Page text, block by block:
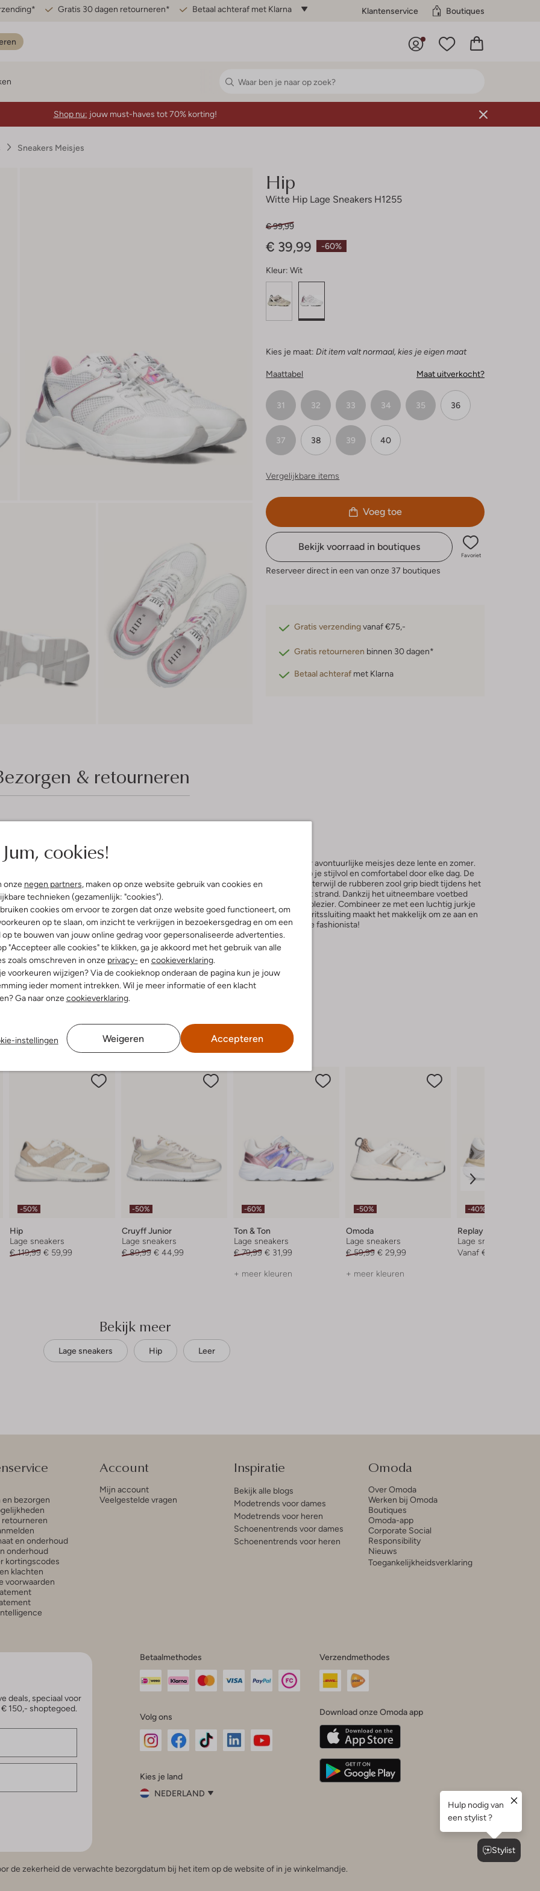
Gratis 30 dagen retourneren* Betaal achteraf met Klarna Klantenservice Boutiques
Jum, cookies!
onze negen partners, maken op onze website gebruik van cookies en
technieken (gezamenlijk: "cookies").
cookies om ervoor te zorgen dat onze website goed functioneert, om
op te slaan, om inzicht te verkrijgen in bezoekersgedrag en om een
op te bouwen van jouw online gedrag voor gepersonaliseerde advertenties.
"Accepteer alle cookies" te klikken, ga je akkoord met het gebruik van alle
zoals omschreven in onze privacy- en cookieverklaring.
voorkeuren wijzigen? Via de cookieknop onderaan de pagina kun je jouw
ieder moment intrekken. Wil je meer informatie of een klacht
Ga naar onzecookieverklaring.
instellingen Weigeren Accepteren
Shop nu: jouw must-haves tot 70% korting!
Sneakers Meisjes
Hip
Witte Hip Lage Sneakers H1255
-60%
€ 99,99
€ 39,99
Kleur: Wit
Kies je maat: Dit item valt normaal, kies je eigen maat
Maattabel Maat uitverkocht?
31 32 33 34 35 36
37 38 39 40
Vergelijkbare items
Voeg toe
Bekijk voorraad in boutiques
Favoriet
Reserveer direct in een van onze 37 boutiques
Gratis verzendingvanaf €75,-
Gratis retourneren binnen 30 dagen*
Betaal achteraf met Klarna
& retourneren
& Pasvorm
Leer
Rubber
Rits
Zool
Ronde Neus
voetbed:Ja
Ontdek de HIP H1255 sneakers, perfect voor avontuurlijke meisjes deze lente en zomer.
Met een ronde neus en een chunky zool stap je stijlvol en comfortabel door elke dag. De
leren binnenkant zorgt voor een luxe gevoel, terwijl de rubberen zool grip biedt tijdens het
spelen in het park of een wandeling langs het strand. Dankzij het uitneembare voetbed
blijven de sneakers fris, zelfs na een dag vol plezier. Combineer ze met een luchtig jurkje
of een stoere short voor een trendy look. De ritssluiting maakt het makkelijk om ze aan en
uit te trekken. Een must-have voor elke jonge fashionista!
-50%
Hip
Lage sneakers
€ 119,99 € 59,99
-50%
Cruyff Junior
Lage sneakers
€ 89,99 € 44,99
-60%
Ton & Ton
Lage sneakers
€ 79,99 € 31,99
+ meer kleuren
-50%
Omoda
Lage sneakers
€ 59,99 € 29,99
+ meer kleuren
-40%
Replay
Lage sneakers
Vanaf € 38,99
Bekijk meer
Lage sneakers Hip Leer
en bezorgen
retourneren
en onderhoud
onderhoud
kortingscodes
klachten
voorwaarden
Account
Mijn account
Veelgestelde vragen
Inspiratie
Bekijk alle blogs
Modetrends voor dames
Modetrends voor heren
Schoenentrends voor dames
Schoenentrends voor heren
Omoda
Over Omoda
Werken bij Omoda
Boutiques
Omoda-app
Corporate Social
Responsibility
Nieuws
Toegankelijkheidsverklaring
deals, speciaal voor
150,- shoptegoed.
Betaalmethodes
Volg ons
InstagramFacebook
Kies je land
NEDERLAND
België (Nederlands)
Verzendmethodes
Download onze Omoda app
de zekerheid de verwachte bezorgdatum bij het item op de website of in je winkelmandje.